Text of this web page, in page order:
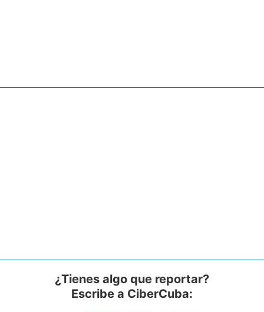
¿Tienes algo que reportar?
Escribe a CiberCuba: